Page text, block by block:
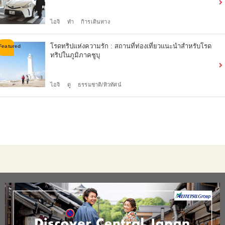
ไอจิ ทำ กิารเดินทาง
โรดทริปแห่งความรัก : สถานที่ท่องเที่ยวแนะนำสำหรับโรด
ทริปในภูมิภาคชูบุ
ไอจิ ดู ธรรมชาติ/ทิวทัศน์